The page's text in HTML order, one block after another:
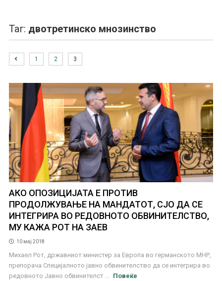
Таг: двотретинско мнозинство
1 2 3
АКО ОПОЗИЦИЈАТА Е ПРОТИВ
ПРОДОЛЖУВАЊЕ НА МАНДАТОТ, СЈО ДА СЕ
ИНТЕГРИРА ВО РЕДОВНОТО ОБВИНИТЕЛСТВО,
МУ КАЖА РОТ НА ЗАЕВ
10 мај 2018
Михаел Рот, државниот министер за Европа во германското МНР,
препорача Специјалното јавно обвинителство да се интегрира во
редовното Јавно обвинителст ...
Повеќе